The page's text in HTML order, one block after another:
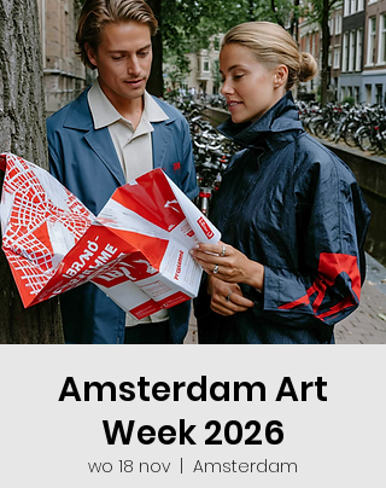
Amsterdam Art
Week 2026
wo 18 nov
Amsterdam